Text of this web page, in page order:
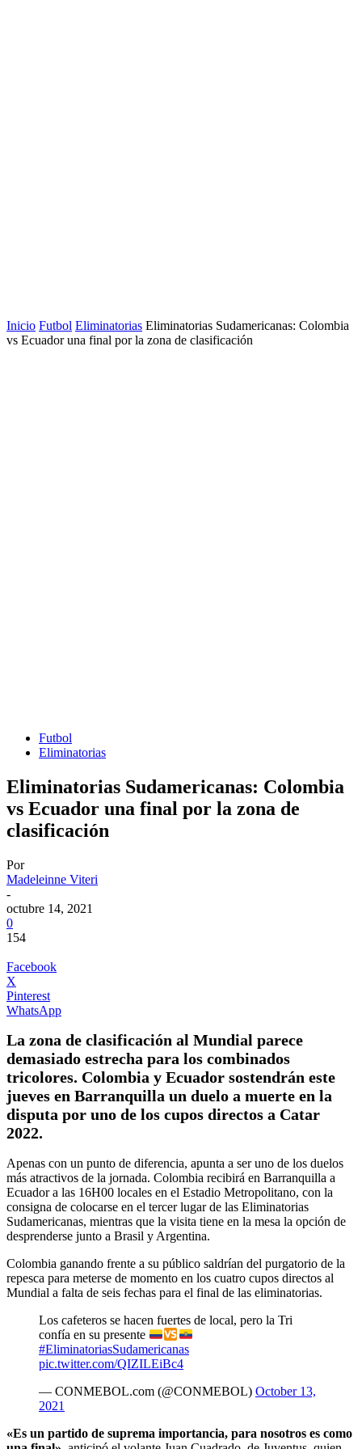
Inicio Futbol Eliminatorias Eliminatorias Sudamericanas: Colombia
vs Ecuador una final por la zona de clasificación
Futbol
Eliminatorias
Eliminatorias Sudamericanas: Colombia
vs Ecuador una final por la zona de
clasificación
Por
Madeleinne Viteri
-
octubre 14, 2021
0
154
Facebook
X
Pinterest
WhatsApp
La zona de clasificación al Mundial parece
demasiado estrecha para los combinados
tricolores. Colombia y Ecuador sostendrán este
jueves en Barranquilla un duelo a muerte en la
disputa por uno de los cupos directos a Catar
2022.
Apenas con un punto de diferencia, apunta a ser uno de los duelos
más atractivos de la jornada. Colombia recibirá en Barranquilla a
Ecuador a las 16H00 locales en el Estadio Metropolitano, con la
consigna de colocarse en el tercer lugar de las Eliminatorias
Sudamericanas, mientras que la visita tiene en la mesa la opción de
desprenderse junto a Brasil y Argentina.
Colombia ganando frente a su público saldrían del purgatorio de la
repesca para meterse de momento en los cuatro cupos directos al
Mundial a falta de seis fechas para el final de las eliminatorias.
Los cafeteros se hacen fuertes de local, pero la Tri
confía en su presente
#EliminatoriasSudamericanas
pic.twitter.com/QIZILEiBc4
— CONMEBOL.com (@CONMEBOL) October 13,
2021
«Es un partido de suprema importancia, para nosotros es como